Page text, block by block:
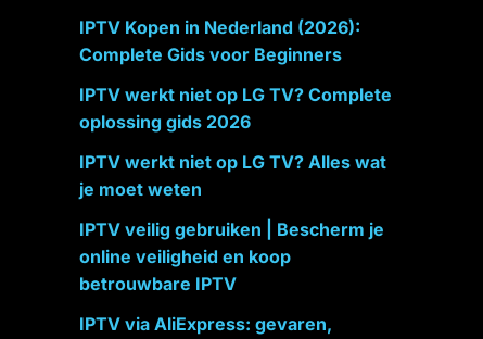
IPTV Kopen in Nederland (2026):
Complete Gids voor Beginners
IPTV werkt niet op LG TV? Complete
oplossing gids 2026
IPTV werkt niet op LG TV? Alles wat
je moet weten
IPTV veilig gebruiken | Bescherm je
online veiligheid en koop
betrouwbare IPTV
IPTV via AliExpress: gevaren,